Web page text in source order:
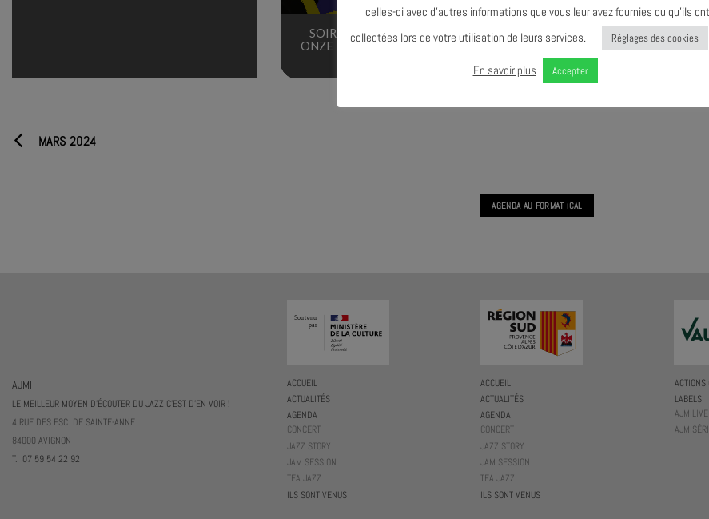
SOIRÉE COLLISION COLLECTIVE :
ONZE HEURES ONZE X NAÏ NÔ PROD
MARS 2024
AGENDA AU FORMATICAL
AJMI
LE MEILLEUR MOYEN D'ÉCOUTER DU JAZZ C'EST D'EN VOIR !
4 RUE DES ESC. DE SAINTE-ANNE
84000 AVIGNON
T. 07 59 54 22 92
ACCUEIL
ACTUALITÉS
AGENDA
CONCERT
JAZZ STORY
JAM SESSION
TEA JAZZ
ILS SONT VENUS
ACCUEIL
ACTUALITÉS
AGENDA
CONCERT
JAZZ STORY
JAM SESSION
TEA JAZZ
ILS SONT VENUS
ACTIONS
LABELS
AJMILIVE
celles-ci avec d’autres informations que vous leur avez fournies ou qu’ils ont
collectées lors de votre utilisation de leurs services.
Réglages des cookies
En savoir plus Accepter